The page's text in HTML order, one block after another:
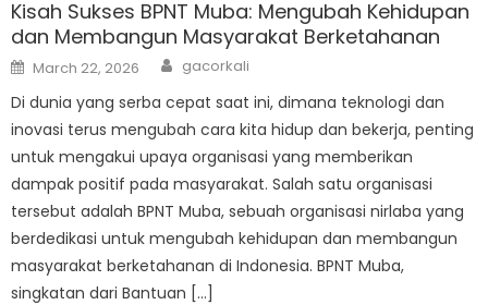
Kisah Sukses BPNT Muba: Mengubah Kehidupan
dan Membangun Masyarakat Berketahanan
Posted
on
March 22, 2026 Author
gacorkali
Di dunia yang serba cepat saat ini, dimana teknologi dan
inovasi terus mengubah cara kita hidup dan bekerja, penting
untuk mengakui upaya organisasi yang memberikan
dampak positif pada masyarakat. Salah satu organisasi
tersebut adalah BPNT Muba, sebuah organisasi nirlaba yang
berdedikasi untuk mengubah kehidupan dan membangun
masyarakat berketahanan di Indonesia. BPNT Muba,
singkatan dari Bantuan […]